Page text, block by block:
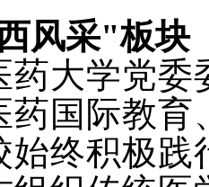
风采"板块
药大学党委
药国际教育
始终积极践